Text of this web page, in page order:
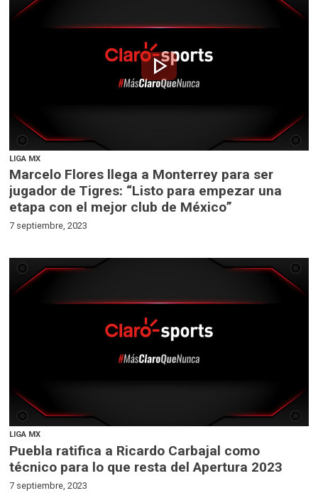
play_arrow
LIGA MX
Marcelo Flores llega a Monterrey para ser
jugador de Tigres: “Listo para empezar una
etapa con el mejor club de México”
7 septiembre, 2023
LIGA MX
Puebla ratifica a Ricardo Carbajal como
técnico para lo que resta del Apertura 2023
7 septiembre, 2023